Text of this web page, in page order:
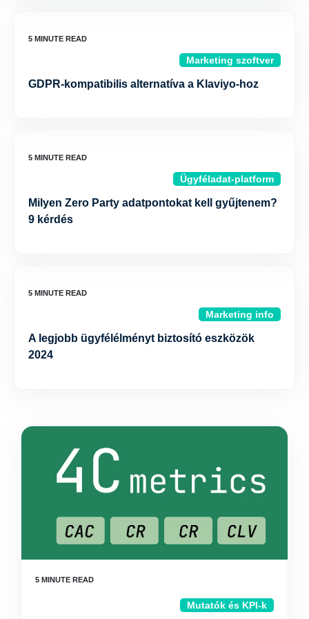
Marketing szoftver
GDPR-kompatibilis alternatíva a Klaviyo-hoz
Ügyféladat-platform
Milyen Zero Party adatpontokat kell gyűjtenem?
9 kérdés
Marketing info
A legjobb ügyfélélményt biztosító eszközök
2024
Mutatók és KPI-k